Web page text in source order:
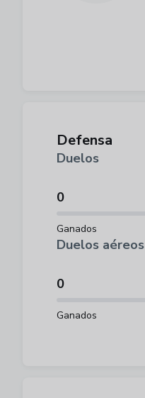
Defensa
Duelos
0
Ganados
Duelos aéreos
0
Ganados